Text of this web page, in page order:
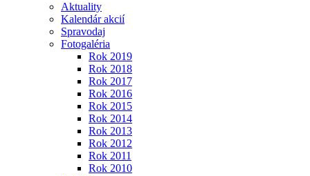
Aktuality
Kalendár akcií
Spravodaj
Fotogaléria
Rok 2019
Rok 2018
Rok 2017
Rok 2016
Rok 2015
Rok 2014
Rok 2013
Rok 2012
Rok 2011
Rok 2010